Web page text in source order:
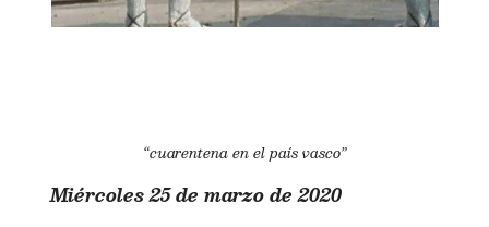
“cuarentena en el país vasco”
Miércoles 25 de marzo de 2020